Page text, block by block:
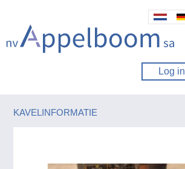
Log in
KAVELINFORMATIE